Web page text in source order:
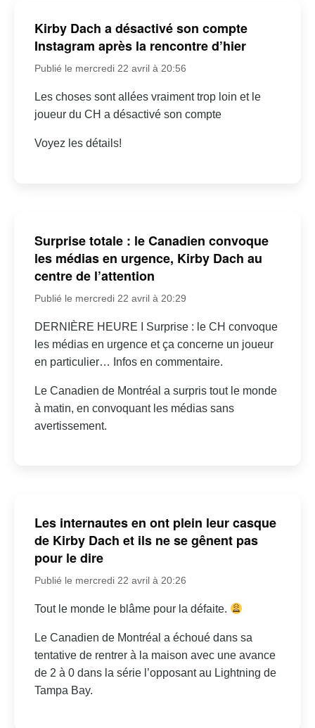
Kirby Dach a désactivé son compte
Instagram après la rencontre d’hier
Publié le mercredi 22 avril à 20:56
Les choses sont allées vraiment trop loin et le
joueur du CH a désactivé son compte
Voyez les détails!
Surprise totale : le Canadien convoque
les médias en urgence, Kirby Dach au
centre de l’attention
Publié le mercredi 22 avril à 20:29
DERNIÈRE HEURE I Surprise : le CH convoque
les médias en urgence et ça concerne un joueur
en particulier… Infos en commentaire.
Le Canadien de Montréal a surpris tout le monde
à matin, en convoquant les médias sans
avertissement.
Les internautes en ont plein leur casque
de Kirby Dach et ils ne se gênent pas
pour le dire
Publié le mercredi 22 avril à 20:26
Tout le monde le blâme pour la défaite.
Le Canadien de Montréal a échoué dans sa
tentative de rentrer à la maison avec une avance
de 2 à 0 dans la série l’opposant au Lightning de
Tampa Bay.